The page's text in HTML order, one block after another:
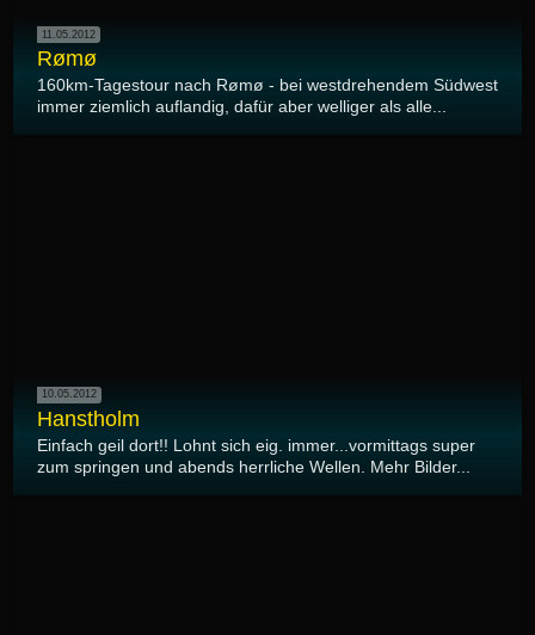
11.05.2012
Rømø
160km-Tagestour nach Rømø - bei westdrehendem Südwest
immer ziemlich auflandig, dafür aber welliger als alle...
10.05.2012
Hanstholm
Einfach geil dort!! Lohnt sich eig. immer...vormittags super
zum springen und abends herrliche Wellen. Mehr Bilder...